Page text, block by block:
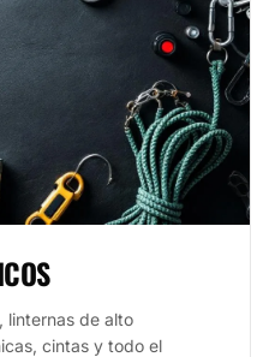
linternas de alto
cintas y todo el